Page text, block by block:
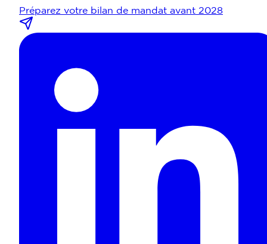
Préparez votre bilan de mandat avant 2028